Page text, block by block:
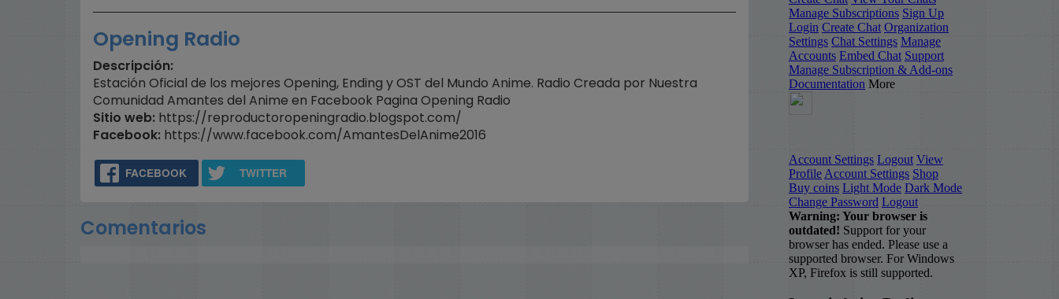
Opening Radio
Descripción:
Estación Oficial de los mejores Opening, Ending y OST del Mundo Anime. Radio Creada por Nuestra
Comunidad Amantes del Anime en Facebook Pagina Opening Radio
Sitio web: https://reproductoropeningradio.blogspot.com/
Facebook: https://www.facebook.com/AmantesDelAnime2016
FACEBOOK TWITTER
Comentarios